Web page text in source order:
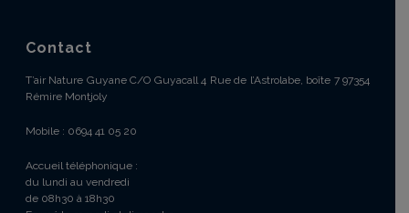
Contact
T’air Nature Guyane C/O Guyacall 4 Rue de l’Astrolabe, boîte 7 97354
Rémire Montjoly
Mobile : 0694 41 05 20
Accueil téléphonique :
du lundi au vendredi
de 08h30 à 18h30